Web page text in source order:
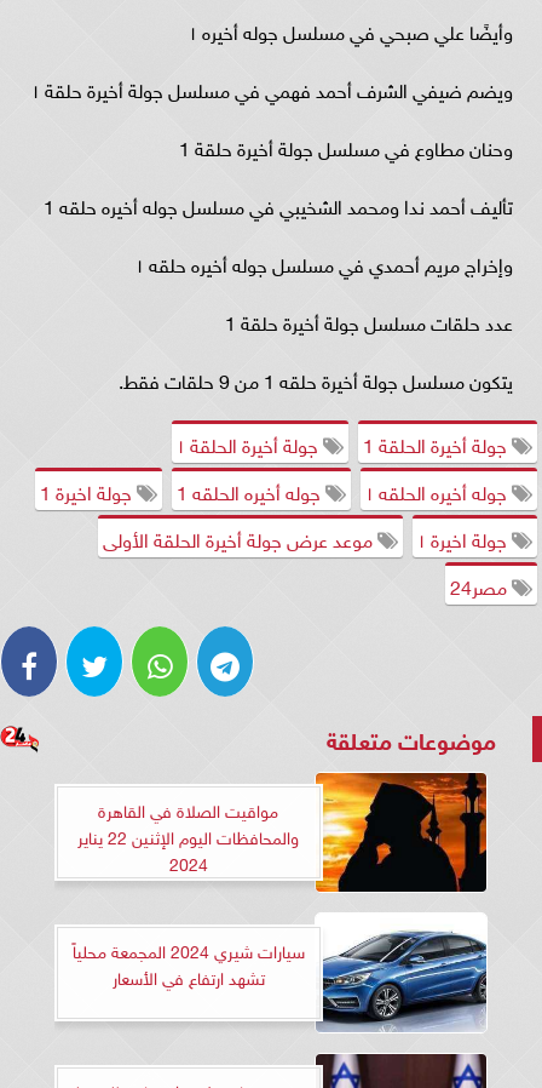
وأيضًا علي صبحي في مسلسل جوله أخيره ١
ويضم ضيفي الشرف أحمد فهمي في مسلسل جولة أخيرة حلقة ١
وحنان مطاوع في مسلسل جولة أخيرة حلقة 1
تأليف أحمد ندا ومحمد الشخيبي في مسلسل جوله أخيره حلقه 1
وإخراج مريم أحمدي في مسلسل جوله أخيره حلقه ١
عدد حلقات مسلسل جولة أخيرة حلقة 1
يتكون مسلسل جولة أخيرة حلقه 1 من 9 حلقات فقط.
جولة أخيرة الحلقة 1
جولة أخيرة الحلقة ١
جوله أخيره الحلقه ١
جوله أخيره الحلقه 1
جولة اخيرة 1
جولة اخيرة ١
موعد عرض جولة أخيرة الحلقة الأولى
مصر24
موضوعات متعلقة
مواقيت الصلاة في القاهرة
والمحافظات اليوم الإثنين 22 يناير
2024
سيارات شيري 2024 المجمعة محلياً
تشهد ارتفاع في الأسعار